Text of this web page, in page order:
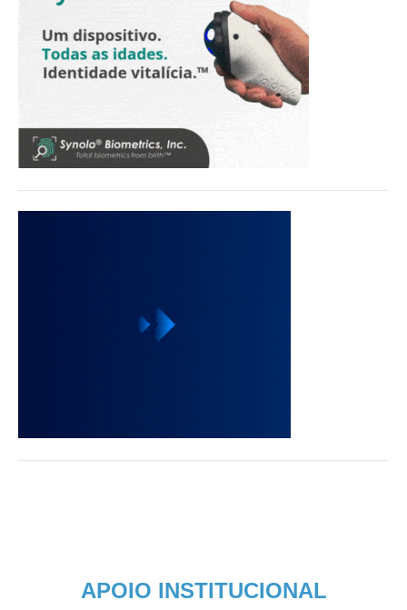
APOIO INSTITUCIONAL